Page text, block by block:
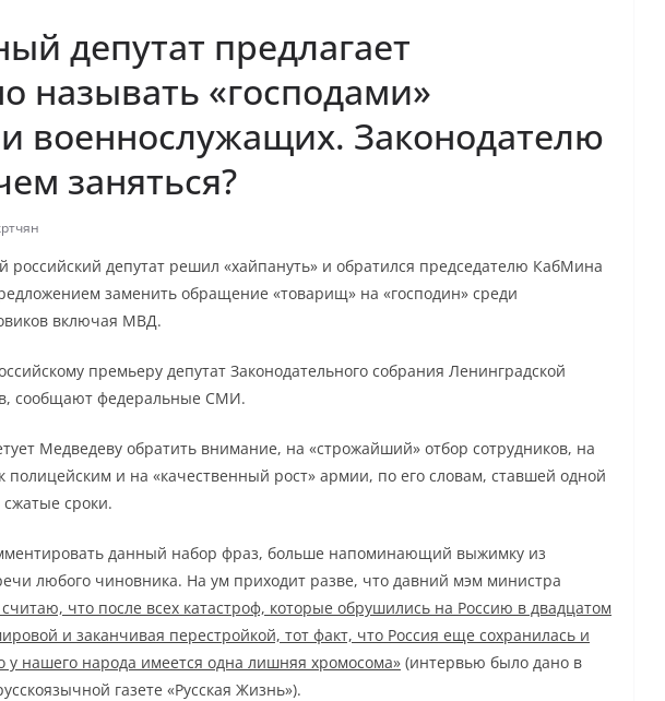
депутат предлагает
называть «господами»
военнослужащих. Законодателю
заняться?
депутат решил «хайпануть» и обратился председателю КабМина
заменить обращение «товарищ» на «господин» среди
включая МВД.
премьеру депутат Законодательного собрания Ленинградской
сообщают федеральные СМИ.
Медведеву обратить внимание, на «строжайший» отбор сотрудников, на
полицейским и на «качественный рост» армии, по его словам, ставшей одной
сроки.
данный набор фраз, больше напоминающий выжимку из
любого чиновника. На ум приходит разве, что давний мэм министра
что после всех катастроф, которые обрушились на Россию в двадцатом
и заканчивая перестройкой, тот факт, что Россия еще сохранилась и
у нашего народа имеется одна лишняя хромосома» (интервью было дано в
газете «Русская Жизнь»).